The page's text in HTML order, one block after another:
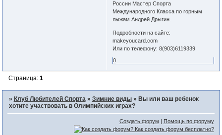
России Мастер Спорта
Международного Класса по горным
лыжам Андрей Дрыгин.
Подробности на сайте:
makeyoucard.com
Или по телефону: 8(903)6119339
0
Страница: 1
» Клуб Любителей Спорта » Зимние виды » Вы или ваш ребенок
хотите участвовать в Олимпийских играх?
Создать форум | Помощь по форуму